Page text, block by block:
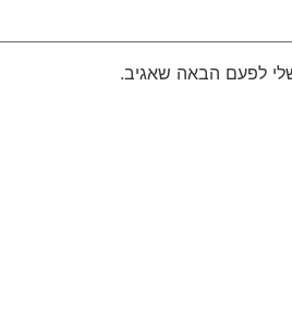
לפעם הבאה שאגיב.